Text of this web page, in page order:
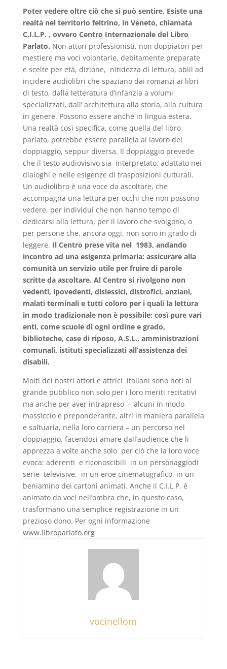
Poter vedere oltre ciò che si può sentire. Esiste una
realtà nel territorio feltrino, in Veneto, chiamata
C.I.L.P. , ovvero Centro Internazionale del Libro
Parlato. Non attori professionisti, non doppiatori per
mestiere ma voci volontarie, debitamente preparate
e scelte per età, dizione, nitidezza di lettura, abili ad
incidere audiolibri che spaziano dai romanzi ai libri
di testo, dalla letteratura d’infanzia a volumi
specializzati, dall’ architettura alla storia, alla cultura
in genere. Possono essere anche in lingua estera.
Una realtà così specifica, come quella del libro
parlato, potrebbe essere parallela al lavoro del
doppiaggio, seppur diversa. Il doppiaggio prevede
che il testo audiovisivo sia interpretato, adattato nei
dialoghi e nelle esigenze di trasposizioni culturali.
Un audiolibro è una voce da ascoltare, che
accompagna una lettura per occhi che non possono
vedere, per individui che non hanno tempo di
dedicarsi alla lettura, per il lavoro che svolgono, o
per persone che, ancora oggi, non sono in grado di
leggere. Il Centro prese vita nel 1983, andando
incontro ad una esigenza primaria: assicurare alla
comunità un servizio utile per fruire di parole
scritte da ascoltare. Al Centro si rivolgono non
vedenti, ipovedenti, dislessici, distrofici, anziani,
malati terminali e tutti coloro per i quali la lettura
in modo tradizionale non è possibile; così pure vari
enti, come scuole di ogni ordine e grado,
biblioteche, case di riposo, A.S.L., amministrazioni
comunali, istituti specializzati all’assistenza dei
disabili.
Molti dei nostri attori e attrici italiani sono noti al
grande pubblico non solo per i loro meriti recitativi
ma anche per aver intrapreso – alcuni in modo
massiccio e preponderante, altri in maniera parallela
e saltuaria, nella loro carriera – un percorso nel
doppiaggio, facendosi amare dall’audience che li
apprezza a volte anche solo per ciò che la loro voce
evoca: aderenti e riconoscibili in un personaggiodi
serie televisive, in un eroe cinematografico, in un
beniamino dei cartoni animati. Anche il C.I.L.P. è
animato da voci nell’ombra che, in questo caso,
trasformano una semplice registrazione in un
prezioso dono. Per ogni informazione
www.libroparlato.org
vocinellom